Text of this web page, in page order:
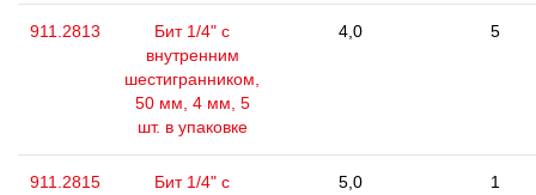
911.2813
Бит 1/4" с
внутренним
шестигранником,
50 мм, 4 мм, 5
шт. в упаковке
4,0 5
911.2815
Бит 1/4" с
5,0 1